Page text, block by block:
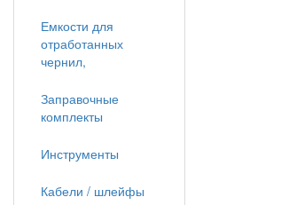
Емкости для
отработанных
чернил,
Заправочные
комплекты
Инструменты
Кабели / шлейфы